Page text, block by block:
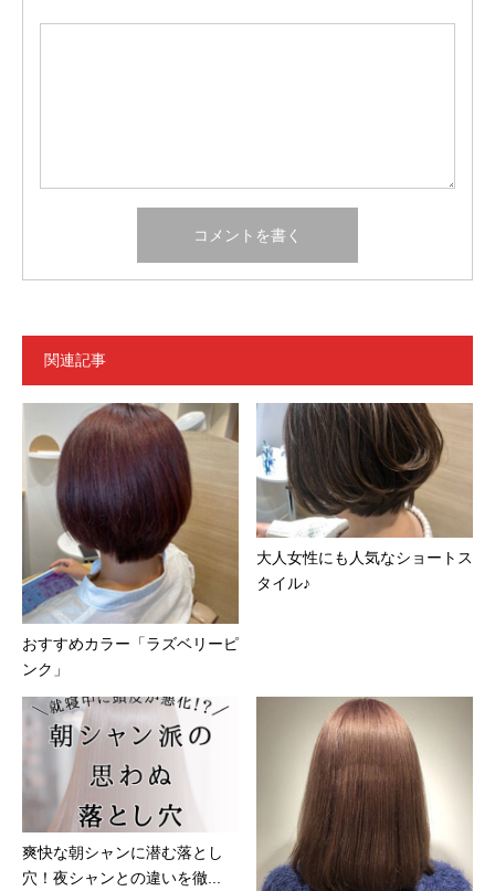
関連記事
おすすめカラー「ラズベリーピ
ンク」
大人女性にも人気なショートス
タイル♪
爽快な朝シャンに潜む落とし
穴！夜シャンとの違いを徹...